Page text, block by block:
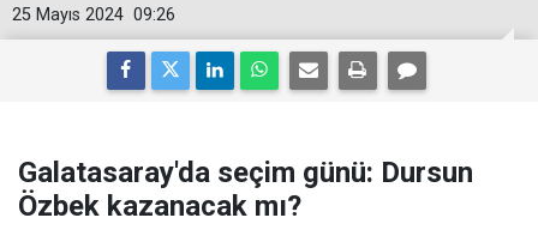
09:26
25 Mayıs 2024
Galatasaray'da seçim günü: Dursun
Özbek kazanacak mı?